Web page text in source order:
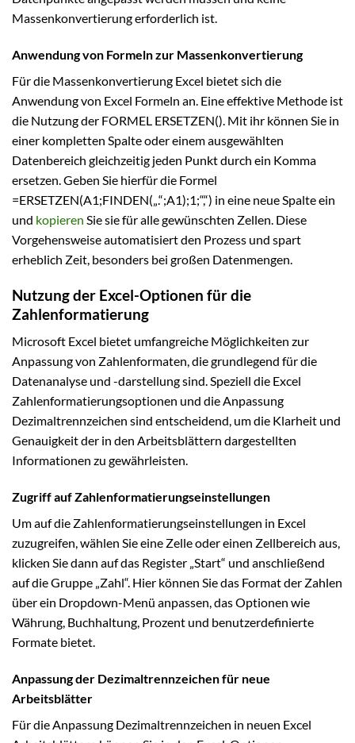
Massenkonvertierung erforderlich ist.
Anwendung von Formeln zur Massenkonvertierung
Für die Massenkonvertierung Excel bietet sich die
Anwendung von Excel Formeln an. Eine effektive Methode ist
die Nutzung der FORMEL ERSETZEN(). Mit ihr können Sie in
einer kompletten Spalte oder einem ausgewählten
Datenbereich gleichzeitig jeden Punkt durch ein Komma
ersetzen. Geben Sie hierfür die Formel
=ERSETZEN(A1;FINDEN(„.“;A1);1;“,“) in eine neue Spalte ein
und kopieren Sie sie für alle gewünschten Zellen. Diese
Vorgehensweise automatisiert den Prozess und spart
erheblich Zeit, besonders bei großen Datenmengen.
Nutzung der Excel-Optionen für die
Zahlenformatierung
Microsoft Excel bietet umfangreiche Möglichkeiten zur
Anpassung von Zahlenformaten, die grundlegend für die
Datenanalyse und -darstellung sind. Speziell die Excel
Zahlenformatierungsoptionen und die Anpassung
Dezimaltrennzeichen sind entscheidend, um die Klarheit und
Genauigkeit der in den Arbeitsblättern dargestellten
Informationen zu gewährleisten.
Zugriff auf Zahlenformatierungseinstellungen
Um auf die Zahlenformatierungseinstellungen in Excel
zuzugreifen, wählen Sie eine Zelle oder einen Zellbereich aus,
klicken Sie dann auf das Register „Start“ und anschließend
auf die Gruppe „Zahl“. Hier können Sie das Format der Zahlen
über ein Dropdown-Menü anpassen, das Optionen wie
Währung, Buchhaltung, Prozent und benutzerdefinierte
Formate bietet.
Anpassung der Dezimaltrennzeichen für neue
Arbeitsblätter
Für die Anpassung Dezimaltrennzeichen in neuen Excel